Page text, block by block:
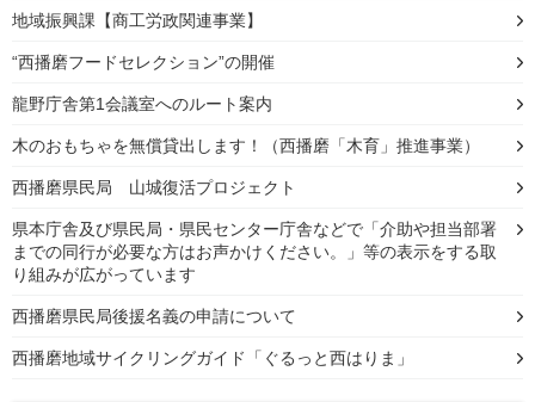
地域振興課【商工労政関連事業】
“西播磨フードセレクション”の開催
龍野庁舎第1会議室へのルート案内
木のおもちゃを無償貸出します！（西播磨「木育」推進事業）
西播磨県民局 山城復活プロジェクト
県本庁舎及び県民局・県民センター庁舎などで「介助や担当部署
までの同行が必要な方はお声かけください。」等の表示をする取
り組みが広がっています
西播磨県民局後援名義の申請について
西播磨地域サイクリングガイド「ぐるっと西はりま」